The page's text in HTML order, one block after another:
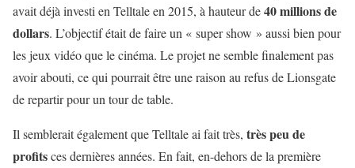
avait déjà investi en Telltale en 2015, à hauteur de40 millions de
dollars. L’objectif était de faire un « super show » aussi bien pour
les jeux vidéo que le cinéma. Le projet ne semble finalement pas
avoir abouti, ce qui pourrait être une raison au refus de Lionsgate
de repartir pour un tour de table.
Il semblerait également que Telltale ai fait très, très peu de
profitsces dernières années. En fait, en-dehors de la première